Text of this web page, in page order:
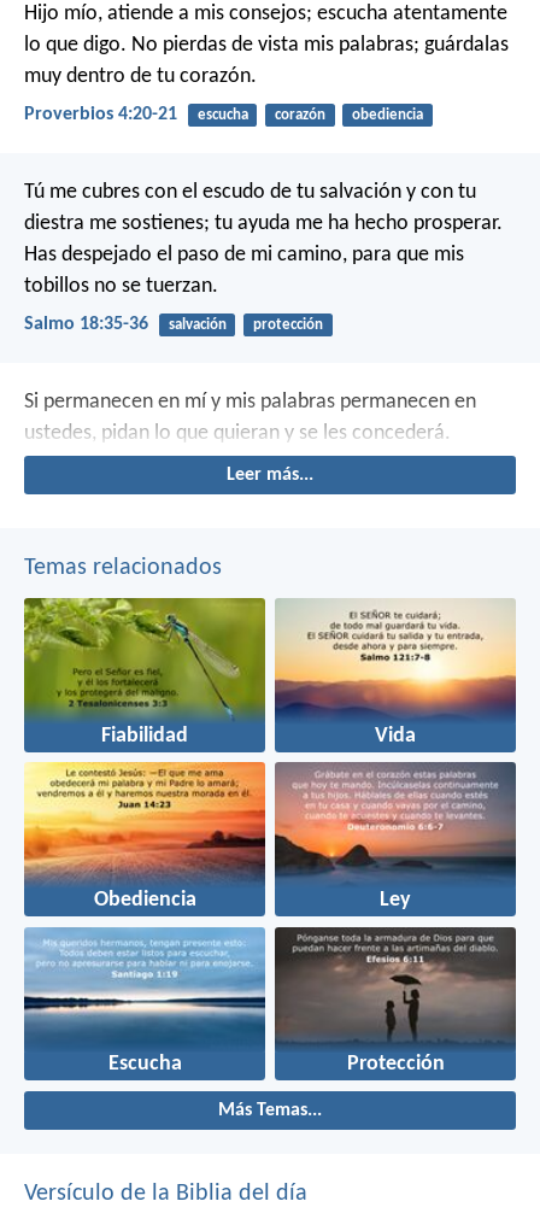
Hijo mío, atiende a mis consejos; escucha atentamente
lo que digo. No pierdas de vista mis palabras; guárdalas
muy dentro de tu corazón.
Proverbios 4:20-21 escucha corazón obediencia
Tú me cubres con el escudo de tu salvación y con tu
diestra me sostienes; tu ayuda me ha hecho prosperar.
Has despejado el paso de mi camino, para que mis
tobillos no se tuerzan.
Salmo 18:35-36 salvación protección
Si permanecen en mí y mis palabras permanecen en
ustedes, pidan lo que quieran y se les concederá.
Leer más...
Temas relacionados
Fiabilidad Vida
Obediencia Ley
Escucha Protección
Más Temas...
Versículo de la Biblia del día